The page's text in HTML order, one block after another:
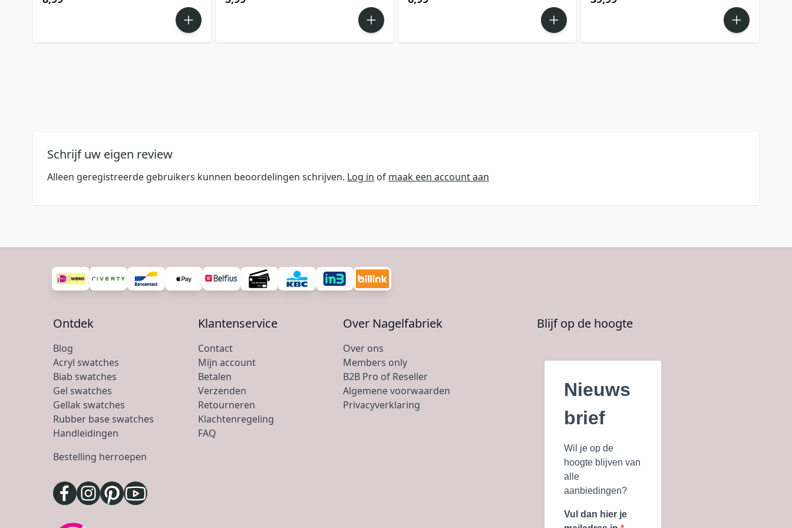
Schrijf uw eigen review
Alleen geregistreerde gebruikers kunnen beoordelingen schrijven. Log in of maak een account aan
Ontdek
Blog
Acryl swatches
Biab swatches
Gel swatches
Gellak swatches
Rubber base swatches
Handleidingen
Bestelling herroepen
Klantenservice
Contact
Mijn account
Betalen
Verzenden
Retourneren
Klachtenregeling
FAQ
Over Nagelfabriek
Over ons
Members only
B2B Pro of Reseller
Algemene voorwaarden
Privacyverklaring
Blijf op de hoogte
Nieuws
brief
Wil je op de
hoogte blijven van
alle
aanbiedingen?
Vul dan hier je